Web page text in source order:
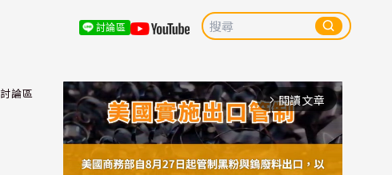
討論區
討論區 arrow_forward_ios 閱讀文章